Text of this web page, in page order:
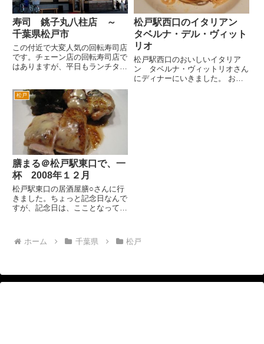
寿司 銚子丸八柱店 ～
千葉県松戸市
この付近で大変人気の回転寿司店
です。チェーン店の回転寿司店で
はありますが、平日もランチタイ
が立って誘導するくらいに混雑し
ます。 以前、駐車場に入るのに
並ぶ銚子丸渋滞を目撃したこと
松戸駅西口のイタリアン
タベルナ・デル・ヴィット
リオ
松戸駅西口のおいしいイタリア
ン タベルナ・ヴィットリオさん
にディナーにいきました。 お勧
松戸
膳まる＠松戸駅東口で、一
杯 2008年１２月
松戸駅東口の居酒屋膳○さんに行
きました。ちょっと記念日なんで
すが、記念日は、こことなってま
座りたかった席が、あいていたり
します。混んでるときは、入れも
ホーム 千葉県 松戸